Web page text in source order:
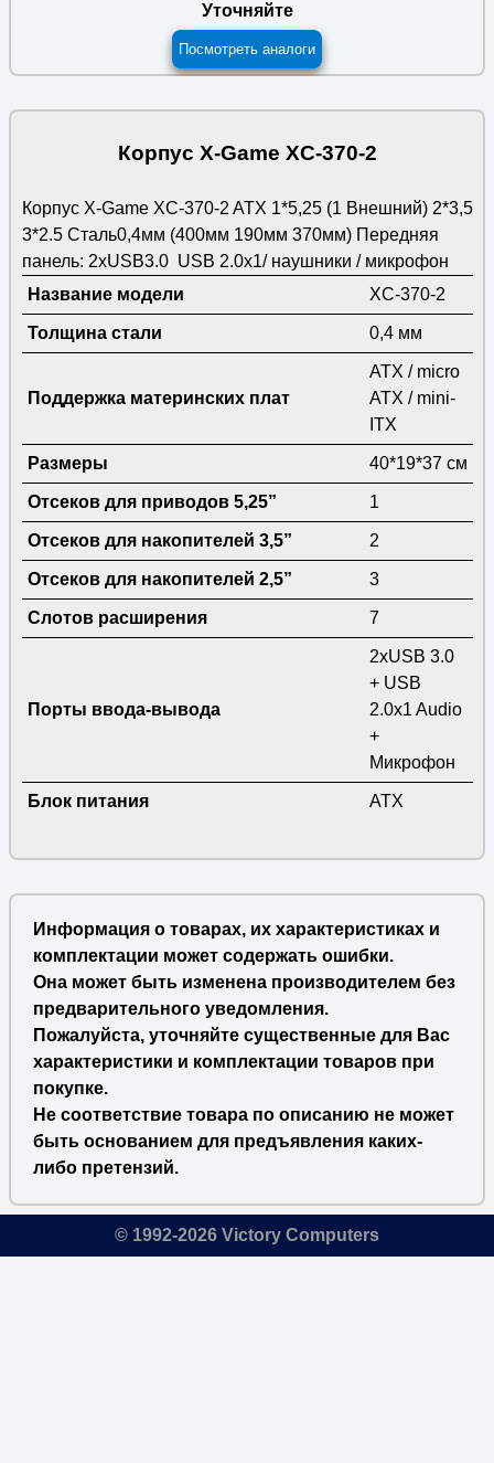
Уточняйте
Посмотреть аналоги
Корпус X-Game XC-370-2
Корпус X-Game XC-370-2 ATX 1*5,25 (1 Внешний) 2*3,5
3*2.5 Сталь0,4мм (400мм 190мм 370мм) Передняя
панель: 2xUSB3.0 USB 2.0x1/ наушники / микрофон
Название модели
XC-370-2
Толщина стали 0,4 мм
Поддержка материнских плат
ATX / micro
ATX / mini-
ITX
Размеры 40*19*37 см
Отсеков для приводов 5,25” 1
Отсеков для накопителей 3,5” 2
Отсеков для накопителей 2,5” 3
Слотов расширения 7
Порты ввода-вывода
2xUSB 3.0
+ USB
2.0x1 Audio
+
Микрофон
Блок питания ATX
Информация о товарах, их характеристиках и
комплектации может содержать ошибки.
Она может быть изменена производителем без
предварительного уведомления.
Пожалуйста, уточняйте существенные для Вас
характеристики и комплектации товаров при
покупке.
Не соответствие товара по описанию не может
быть основанием для предъявления каких-
либо претензий.
© 1992-2026 Victory Computers